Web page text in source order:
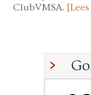
ClubVMSA.